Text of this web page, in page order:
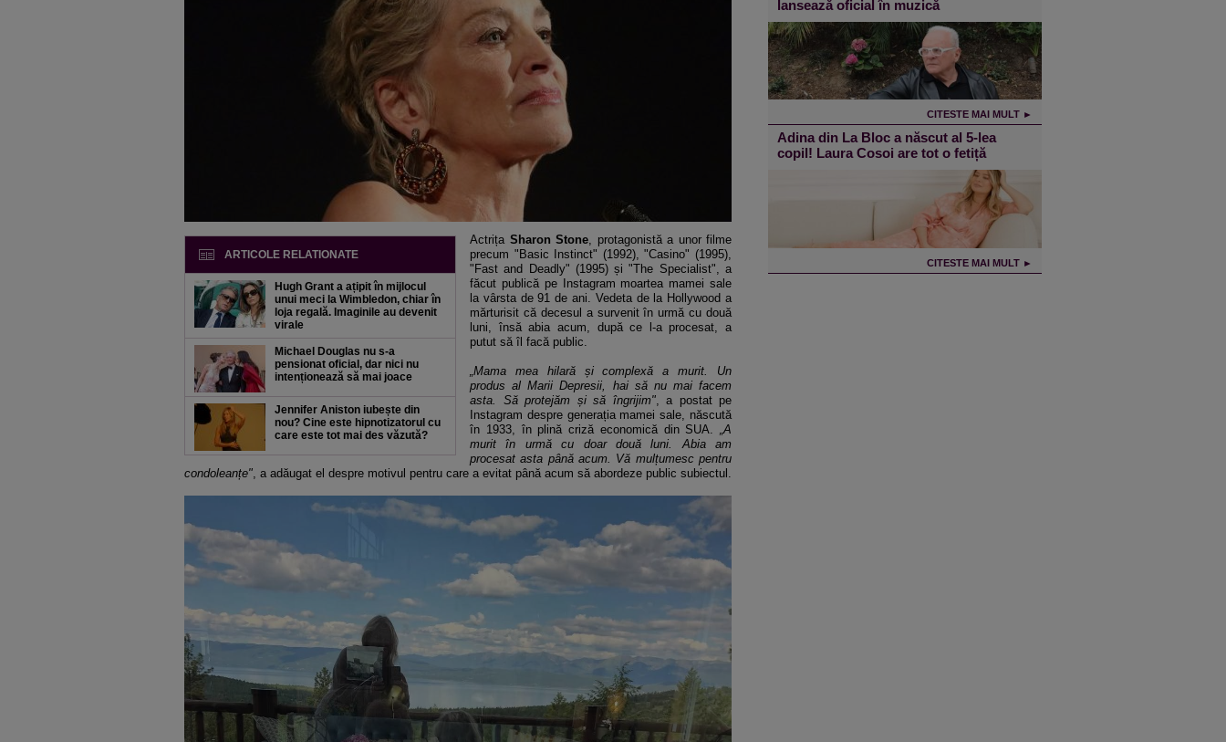
ARTICOLE RELATIONATE
Hugh Grant a ațipit în mijlocul
unui meci la Wimbledon, chiar în
loja regală. Imaginile au devenit
virale
Michael Douglas nu s-a
pensionat oficial, dar nici nu
intenționează să mai joace
Jennifer Aniston iubește din
nou? Cine este hipnotizatorul cu
care este tot mai des văzută?
Actrița Sharon Stone, protagonistă a unor filme
precum "Basic Instinct" (1992), "Casino" (1995),
"Fast and Deadly" (1995) și "The Specialist", a
făcut publică pe Instagram moartea mamei sale
la vârsta de 91 de ani. Vedeta de la Hollywood a
mărturisit că decesul a survenit în urmă cu două
luni, însă abia acum, după ce l-a procesat, a
putut să îl facă public.
„Mama mea hilară și complexă a murit. Un
produs al Marii Depresii, hai să nu mai facem
asta. Să protejăm și să îngrijim", a postat pe
Instagram despre generația mamei sale, născută
în 1933, în plină criză economică din SUA. „A
murit în urmă cu doar două luni. Abia am
procesat asta până acum. Vă mulțumesc pentru
condoleanțe", a adăugat el despre motivul pentru care a evitat până acum să abordeze public subiectul.
lansează oficial în muzică
CITESTE MAI MULT ►
Adina din La Bloc a născut al 5-lea
copil! Laura Cosoi are tot o fetiță
CITESTE MAI MULT ►